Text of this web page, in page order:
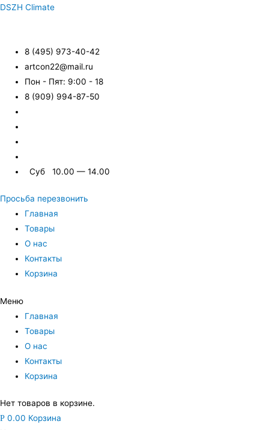
DSZH Climate
8 (495) 973-40-42
artcon22@mail.ru
Пон - Пят: 9:00 - 18
8 (909) 994-87-50
Суб 10.00 — 14.00
Просьба перезвонить
Главная
Товары
О нас
Контакты
Корзина
Меню
Главная
Товары
О нас
Контакты
Корзина
Нет товаров в корзине.
Р 0.00 Корзина